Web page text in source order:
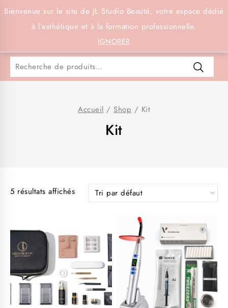
Bienvenue sur le site de JL Studio Beauté, votre espace dédié
à l’esthétique et à la formation professionnelle.
IGNORER
Connexion
Accueil / Shop / Kit
Kit
5 résultats affichés